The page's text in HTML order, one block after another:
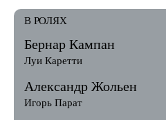
В РОЛЯХ
Бернар Кампан
Луи Каретти
Александр Жольен
Игорь Парат